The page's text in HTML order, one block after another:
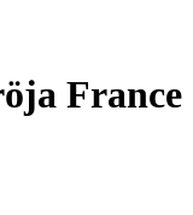
France